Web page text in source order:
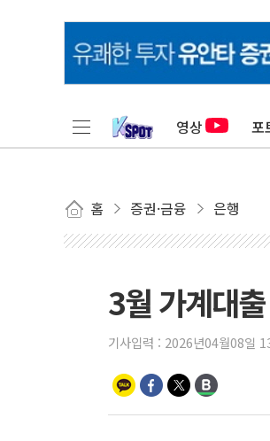
영상 포
홈 증권·금융 은행
3월 가계대
기사입력 : 2026년04월08일